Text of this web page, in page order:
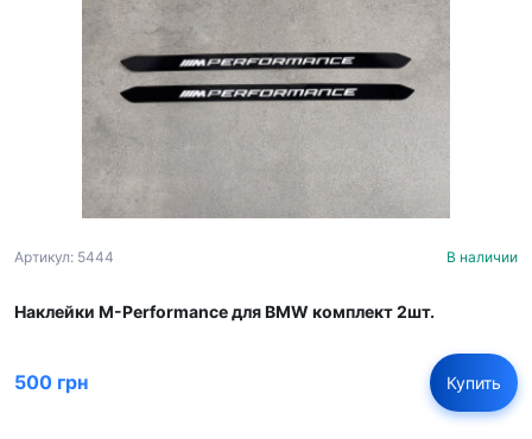
Артикул: 5444 В наличии
Наклейки M-Performance для BMW комплект 2шт.
500 грн Купить